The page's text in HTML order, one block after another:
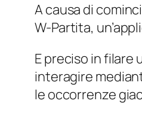
A causa di
W-Partita,
E preciso in filare
interagire
le occorrenze